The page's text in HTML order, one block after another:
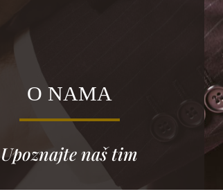
O NAMA
Upoznajte naš tim